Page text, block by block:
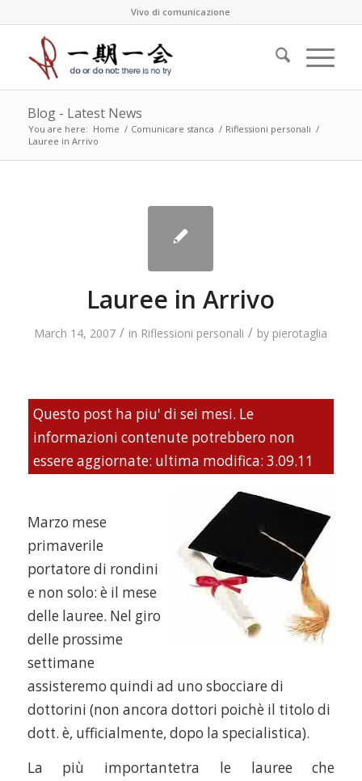
Vivo di comunicazione
Blog - Latest News
You are here: Home / Comunicare stanca / Riflessioni personali /
Lauree in Arrivo
Lauree in Arrivo
March 14, 2007 / in Riflessioni personali / by pierotaglia
Questo post ha piu' di sei mesi. Le
informazioni contenute potrebbero non
essere aggiornate: ultima modifica: 3.09.11
Marzo mese
primaverile
portatore di rondini
e non solo: è il mese
delle lauree. Nel giro
delle prossime
settimane
assisteremo quindi ad uno sbocciare di
dottorini (non ancora dottori poichè il titolo di
dott. è, ufficialmente, dopo la specialistica).
La più importantetra le lauree che